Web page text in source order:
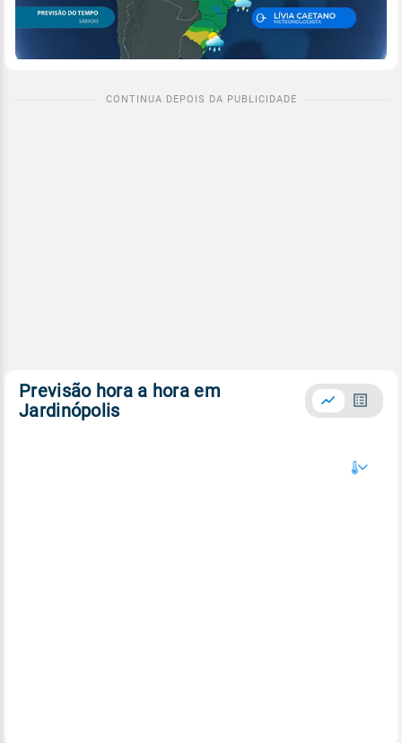
Previsão hora a hora em
Jardinópolis